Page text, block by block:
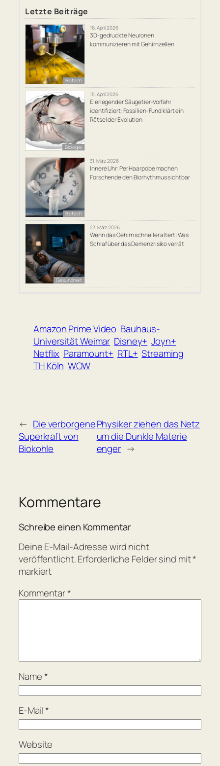
Letzte Beiträge
Biotech
16. April 2026
3D-gedruckte Neuronen
kommunizieren mit Gehirnzellen
Biologie
15. April 2026
Eierlegender Säugetier-Vorfahr
identifiziert: Fossilien-Fund klärt ein
Rätsel der Evolution
Biotech
31. März 2026
Innere Uhr: Per Haarpobe machen
Forschende den Biorhythmus sichtbar
Gesundheit
23. März 2026
Wenn das Gehirn schneller altert: Was
Schlaf über das Demenzrisiko verrät
Amazon Prime Video Bauhaus-
Universität Weimar Disney+ Joyn+
Netflix Paramount+ RTL+ Streaming
TH Köln WOW
← Die verborgene
Superkraft von
Biokohle
Physiker ziehen das Netz
um die Dunkle Materie
enger →
Kommentare
Schreibe einen Kommentar
Deine E-Mail-Adresse wird nicht
veröffentlicht.Erforderliche Felder sind mit*
markiert
Kommentar*
Name*
E-Mail*
Website